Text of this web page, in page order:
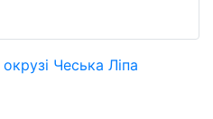
окрузі Чеська Ліпа